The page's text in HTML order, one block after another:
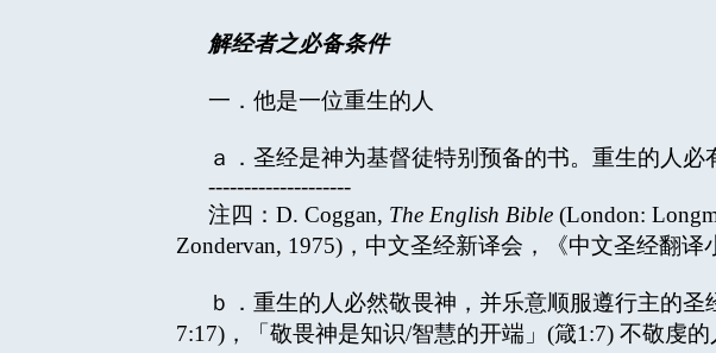
解经者之必备条件
一．他是一位重生的人
ａ．圣经是神为基督徒特别预备的书。重生的人
--------------------
注四：D. Coggan, The English Bible(London:
Zondervan, 1975)，中文圣经新译会，《中文圣经翻译
ｂ．重生的人必然敬畏神，并乐意顺服遵行主的
7:17)，「敬畏神是知识/智慧的开端」(箴1:7) 不敬虔